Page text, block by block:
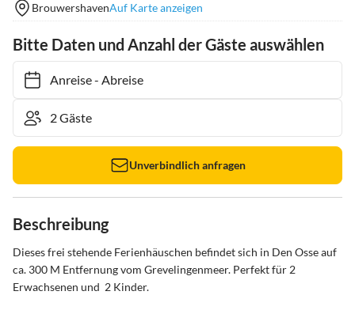
BrouwershavenAuf Karte anzeigen
Bitte Daten und Anzahl der Gäste auswählen
Anreise- Abreise
Unverbindlich anfragen
Beschreibung
Dieses frei stehende Ferienhäuschen befindet sich in Den Osse auf
ca. 300 M Entfernung vom Grevelingenmeer. Perfekt für 2
Erwachsenen und  2 Kinder.